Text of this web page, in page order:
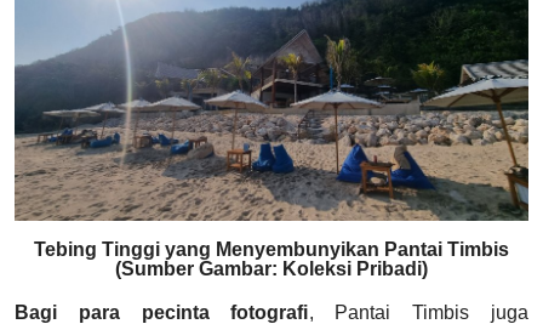
Tebing Tinggi yang Menyembunyikan Pantai Timbis
(Sumber Gambar: Koleksi Pribadi)
Bagi para pecinta fotografi, Pantai Timbis juga